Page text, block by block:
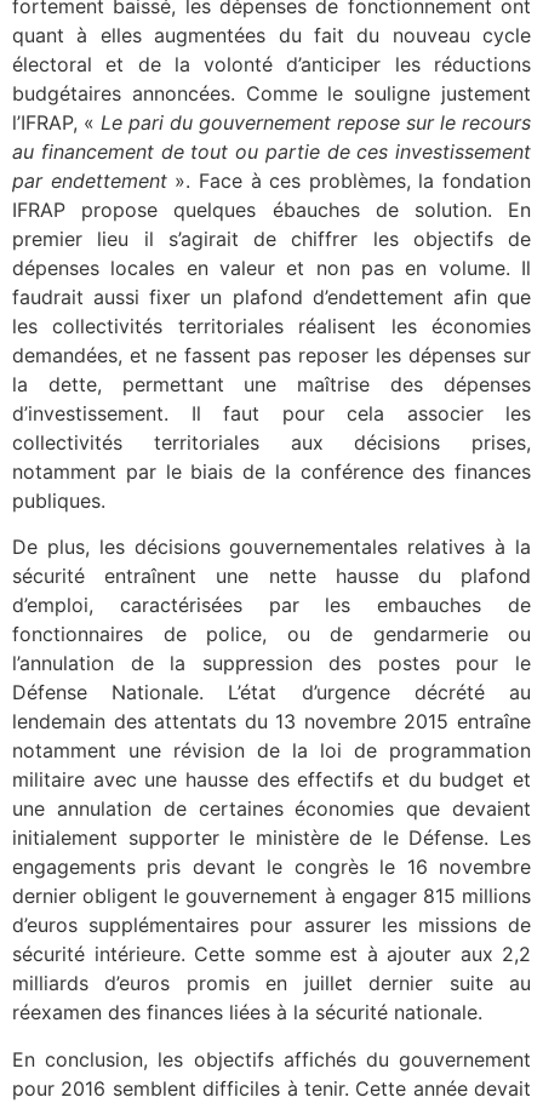
fortement baissé, les dépenses de fonctionnement ont
quant à elles augmentées du fait du nouveau cycle
électoral et de la volonté d’anticiper les réductions
budgétaires annoncées. Comme le souligne justement
l’IFRAP, « Le pari du gouvernement repose sur le recours
au financement de tout ou partie de ces investissement
par endettement». Face à ces problèmes, la fondation
IFRAP propose quelques ébauches de solution. En
premier lieu il s’agirait de chiffrer les objectifs de
dépenses locales en valeur et non pas en volume. Il
faudrait aussi fixer un plafond d’endettement afin que
les collectivités territoriales réalisent les économies
demandées, et ne fassent pas reposer les dépenses sur
la dette, permettant une maîtrise des dépenses
d’investissement. Il faut pour cela associer les
collectivités territoriales aux décisions prises,
notamment par le biais de la conférence des finances
publiques.
De plus, les décisions gouvernementales relatives à la
sécurité entraînent une nette hausse du plafond
d’emploi, caractérisées par les embauches de
fonctionnaires de police, ou de gendarmerie ou
l’annulation de la suppression des postes pour le
Défense Nationale. L’état d’urgence décrété au
lendemain des attentats du 13 novembre 2015 entraîne
notamment une révision de la loi de programmation
militaire avec une hausse des effectifs et du budget et
une annulation de certaines économies que devaient
initialement supporter le ministère de le Défense. Les
engagements pris devant le congrès le 16 novembre
dernier obligent le gouvernement à engager 815 millions
d’euros supplémentaires pour assurer les missions de
sécurité intérieure. Cette somme est à ajouter aux 2,2
milliards d’euros promis en juillet dernier suite au
réexamen des finances liées à la sécurité nationale.
En conclusion, les objectifs affichés du gouvernement
pour 2016 semblent difficiles à tenir. Cette année devait